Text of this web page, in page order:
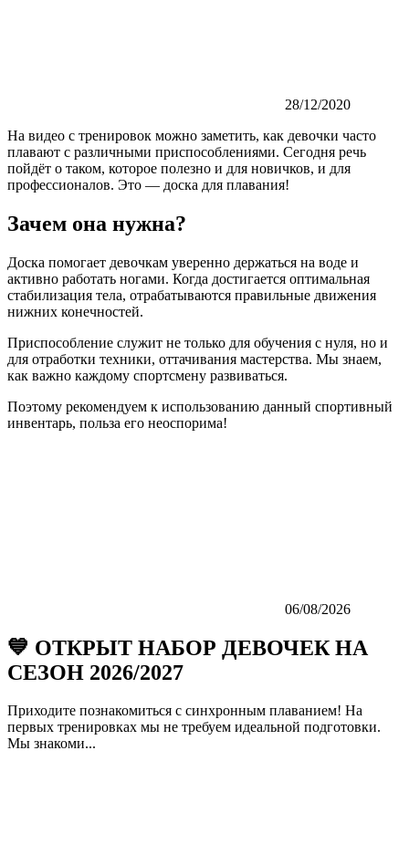
28/12/2020
На видео с тренировок можно заметить, как девочки часто
плавают с различными приспособлениями. Сегодня речь
пойдёт о таком, которое полезно и для новичков, и для
профессионалов. Это — доска для плавания!
Зачем она нужна?
Доска помогает девочкам уверенно держаться на воде и
активно работать ногами. Когда достигается оптимальная
стабилизация тела, отрабатываются правильные движения
нижних конечностей.
Приспособление служит не только для обучения с нуля, но и
для отработки техники, оттачивания мастерства. Мы знаем,
как важно каждому спортсмену развиваться.
Поэтому рекомендуем к использованию данный спортивный
инвентарь, польза его неоспорима!
06/08/2026
💙 ОТКРЫТ НАБОР ДЕВОЧЕК НА
СЕЗОН 2026/2027
Приходите познакомиться с синхронным плаванием! На
первых тренировках мы не требуем идеальной подготовки.
Мы знакоми...